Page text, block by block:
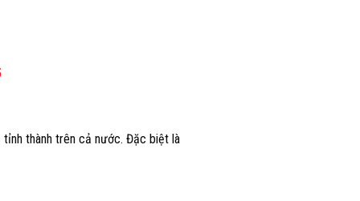
tỉnh thành trên cả nước. Đặc biệt là